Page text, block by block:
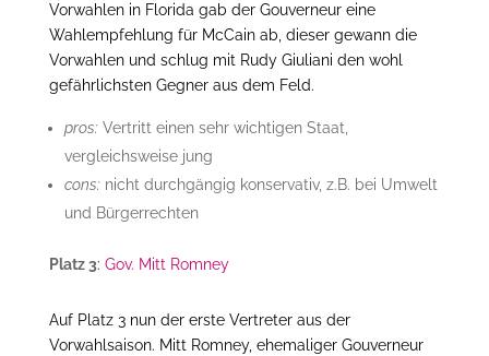
Vorwahlen in Florida gab der Gouverneur eine
Wahlempfehlung für McCain ab, dieser gewann die
Vorwahlen und schlug mit Rudy Giuliani den wohl
gefährlichsten Gegner aus dem Feld.
pros:Vertritt einen sehr wichtigen Staat,
vergleichsweise jung
cons:nicht durchgängig konservativ, z.B. bei Umwelt
und Bürgerrechten
Platz 3: Gov. Mitt Romney
Auf Platz 3 nun der erste Vertreter aus der
Vorwahlsaison. Mitt Romney, ehemaliger Gouverneur